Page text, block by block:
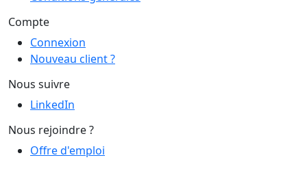
Compte
Connexion
Nouveau client ?
Nous suivre
LinkedIn
Nous rejoindre ?
Offre d'emploi